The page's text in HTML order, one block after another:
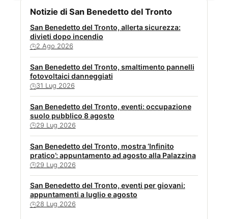
Notizie di San Benedetto del Tronto
San Benedetto del Tronto, allerta sicurezza:
divieti dopo incendio
🕒2 Ago 2026
San Benedetto del Tronto, smaltimento pannelli
fotovoltaici danneggiati
🕒31 Lug 2026
San Benedetto del Tronto, eventi: occupazione
suolo pubblico 8 agosto
🕒29 Lug 2026
San Benedetto del Tronto, mostra ‘Infinito
pratico’: appuntamento ad agosto alla Palazzina
🕒29 Lug 2026
San Benedetto del Tronto, eventi per giovani:
appuntamenti a luglio e agosto
🕒28 Lug 2026